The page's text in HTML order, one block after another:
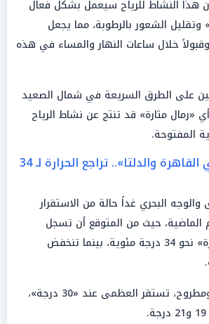
هذا النشاط للرياح سيعمل بشكل فعال
الشعور بالرطوبة، مما يجعل
خلال ساعات النهار والمساء في هذه
على الطرق السريعة في شمال الصعيد
«رمال مثارة» قد تنتج عن نشاط الرياح
المفتوحة.
«خريطة الحرارة في القاهرة والدلتا».. تراجع الحرارة لـ 34
البحري غداً حالة من الاستقرار
الماضية، حيث من المتوقع أن تسجل
العظمى في «القاهرة» نحو 34 درجة مئوية، بينما تنخفض
وفي «الإسكندرية» ومطروح، تستقر العظمى عند «30 درجة»،